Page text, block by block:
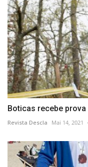
Boticas recebe
Revista Descla Mai 14, 2021